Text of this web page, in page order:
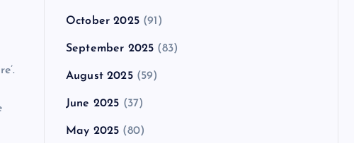
October 2025(91)
September 2025 (83)
August 2025(59)
June 2025 (37)
May 2025 (80)